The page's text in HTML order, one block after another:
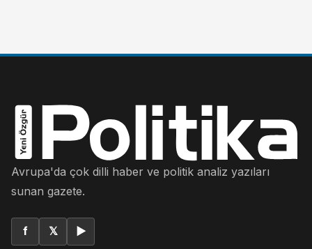
Avrupa'da çok dilli haber ve politik analiz yazıları
sunan gazete.
f 𝕏 ▶